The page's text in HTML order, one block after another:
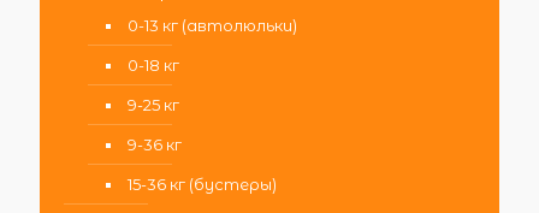
0-13 кг (автолюльки)
0-18 кг
9-25 кг
9-36 кг
15-36 кг (бустеры)